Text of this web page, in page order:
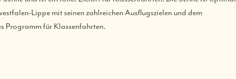
Lippe mit seinen zahlreichen Ausflugszielen und dem
Programm für Klassenfahrten.